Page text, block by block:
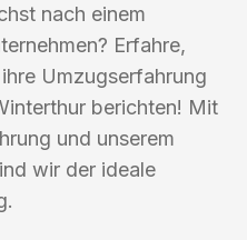
nach einem
Erfahre,
Umzugserfahrung
berichten! Mit
und unserem
wir der ideale